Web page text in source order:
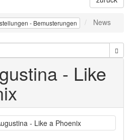
- Bemusterungen News
- Like